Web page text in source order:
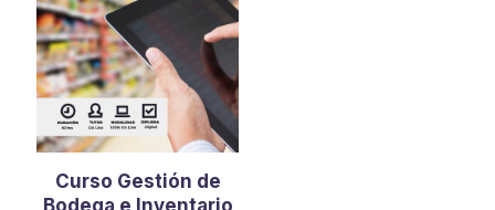
Curso Gestión de